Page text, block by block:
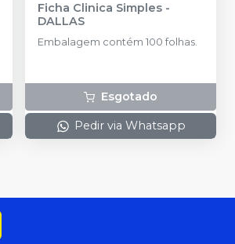
Ficha Clinica Simples -
DALLAS
Embalagem contém 100 folhas.
Esgotado
Pedir via Whatsapp